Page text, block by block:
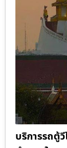
บริการรถตู้